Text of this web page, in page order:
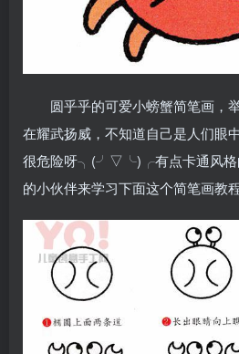
圆乎乎的可爱小螃蟹简笔画，
在耀武扬威，不知道自己是人们眼
很危险呀╮(╯▽╰)╭有点卡通风格
的小伙伴来学习下面这个简笔画教